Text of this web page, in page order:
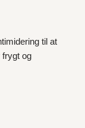
til at
frygt og